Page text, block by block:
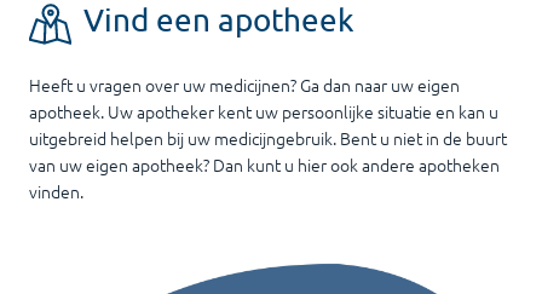
Vind een apotheek
Heeft u vragen over uw medicijnen? Ga dan naar uw eigen
apotheek. Uw apotheker kent uw persoonlijke situatie en kan u
uitgebreid helpen bij uw medicijngebruik. Bent u niet in de buurt
van uw eigen apotheek? Dan kunt u hier ook andere apotheken
vinden.